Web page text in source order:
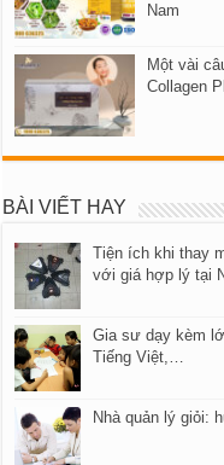
Nam
Một vài
Collagen
BÀI VIẾT HAY
Tiện ích khi thay
với giá hợp lý tại
Gia sư dạy kèm
Tiếng Việt,…
Nhà quản lý giỏi: